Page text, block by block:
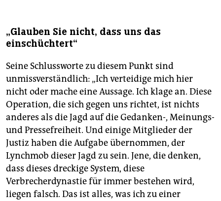
„Glauben Sie nicht, dass uns das
einschüchtert“
Seine Schlussworte zu diesem Punkt sind
unmissverständlich: „Ich verteidige mich hier
nicht oder mache eine Aussage. Ich klage an. Diese
Operation, die sich gegen uns richtet, ist nichts
anderes als die Jagd auf die Gedanken-, Meinungs-
und Pressefreiheit. Und einige Mitglieder der
Justiz haben die Aufgabe übernommen, der
Lynchmob dieser Jagd zu sein. Jene, die denken,
dass dieses dreckige System, diese
Verbrecherdynastie für immer bestehen wird,
liegen falsch. Das ist alles, was ich zu einer